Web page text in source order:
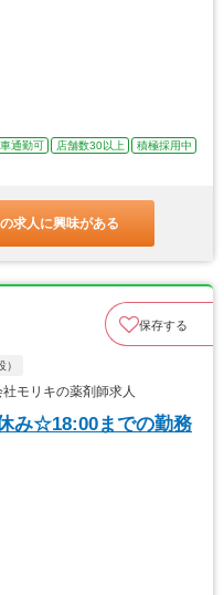
車通勤可 店舗数30以上
積極採用中
求人に興味がある
保存する
モリキの薬剤師求人
み☆18:00までの勤務